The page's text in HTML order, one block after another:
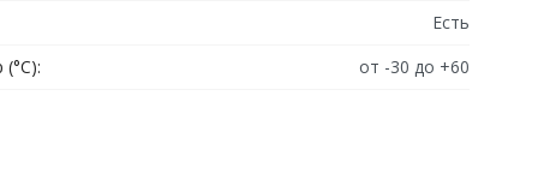
Есть
от -30 до +60